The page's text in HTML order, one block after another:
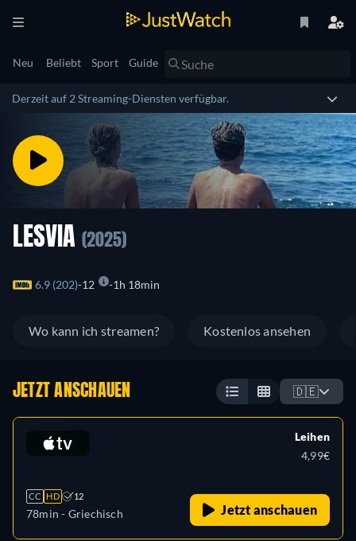
Neu Beliebt Sport Guide
Derzeit auf 2 Streaming-Diensten verfügbar.
LESVIA (2025)
6.9 (202) 12 1h 18min
Wo kann ich streamen? Kostenlos ansehen
JETZT ANSCHAUEN 🇩🇪
CC HD 12
78min - Griechisch
Leihen
4,99€
Jetzt anschauen